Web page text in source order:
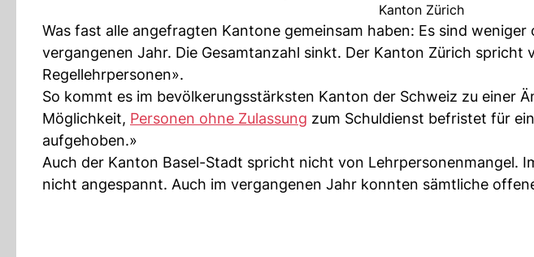
Kanton Zürich
Was fast alle angefragten Kantone gemeinsam haben: Es sind
vergangenen Jahr. Die Gesamtanzahl sinkt. Der Kanton Zürich spricht
Regellehrpersonen».
So kommt es im bevölkerungsstärksten Kanton der Schweiz zu einer
Möglichkeit, Personen ohne Zulassung zum Schuldienst befristet für
aufgehoben.»
Auch der Kanton Basel-Stadt spricht nicht von Lehrpersonenmangel.
nicht angespannt. Auch im vergangenen Jahr konnten sämtliche